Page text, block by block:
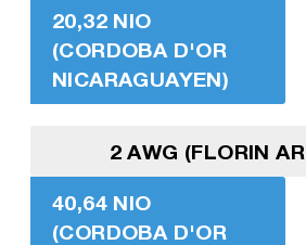
20,32 NIO
(CORDOBA D'OR
NICARAGUAYEN)
2 AWG (FLORIN
40,64 NIO
(CORDOBA D'OR